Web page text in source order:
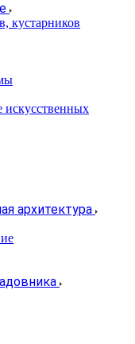
кустарников
искусственных
архитектура